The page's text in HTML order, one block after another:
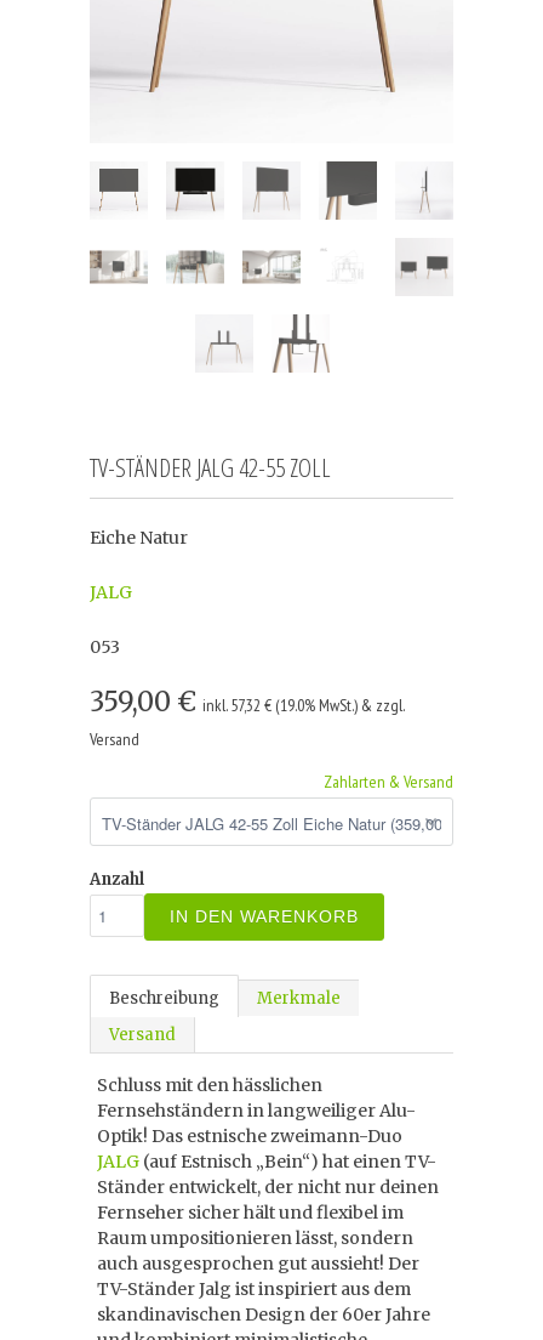
TV-STÄNDER JALG 42-55 ZOLL
Eiche Natur
JALG
053
359,00 € inkl. 57,32 € (19.0% MwSt.) & zzgl.
Versand
Zahlarten & Versand
Anzahl
IN DEN WARENKORB
Beschreibung
Merkmale
Versand
Schluss mit den hässlichen
Fernsehständern in langweiliger Alu-
Optik! Das estnische zweimann-Duo
JALG (auf Estnisch „Bein“) hat einen TV-
Ständer entwickelt, der nicht nur deinen
Fernseher sicher hält und flexibel im
Raum umpositionieren lässt, sondern
auch ausgesprochen gut aussieht! Der
TV-Ständer Jalg ist inspiriert aus dem
skandinavischen Design der 60er Jahre